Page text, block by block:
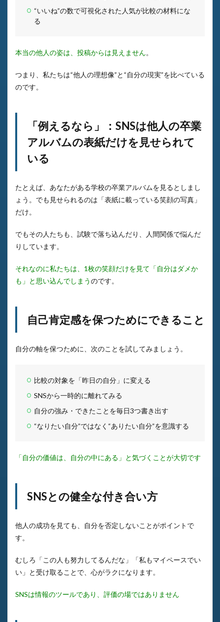
“いいね”の数で可視化された人気が比較の材料にな
る
本当の他人の姿は、投稿からは見えません。
つまり、私たちは“他人の理想像”と“自分の現実”を比べている
のです。
「例えるなら」：SNSは他人の卒業
アルバムの表紙だけを見せられて
いる
たとえば、あなたがある学校の卒業アルバムを見るとしまし
ょう。でも見せられるのは「表紙に載っている笑顔の写真」
だけ。
でもその人たちも、試験で落ち込んだり、人間関係で悩んだ
りしています。
それなのに私たちは、1枚の笑顔だけを見て「自分はダメか
も」と思い込んでしまうのです。
自己肯定感を保つためにできること
自分の軸を保つために、次のことを試してみましょう。
比較の対象を「昨日の自分」に変える
SNSから一時的に離れてみる
自分の強み・できたことを毎日3つ書き出す
“なりたい自分”ではなく“ありたい自分”を意識する
「自分の価値は、自分の中にある」と気づくことが大切です
SNSとの健全な付き合い方
他人の成功を見ても、自分を否定しないことがポイントで
す。
むしろ「この人も努力してるんだな」「私もマイペースでい
い」と受け取ることで、心がラクになります。
SNSは情報のツールであり、評価の場ではありません